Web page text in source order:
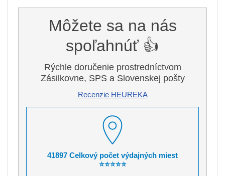
Môžete sa na nás
spoľahnúť 👍
Rýchle doručenie prostredníctvom
Zásilkovne, SPS a Slovenskej pošty
Recenzie HEUREKA
41897 Celkový počet výdajných miest
⭐⭐⭐⭐⭐